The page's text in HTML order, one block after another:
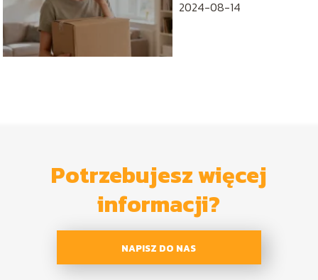
2024-08-14
Potrzebujesz więcej
informacji?
NAPISZ DO NAS